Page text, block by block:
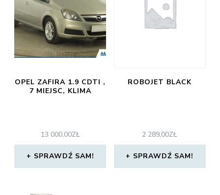
OPEL ZAFIRA 1.9 CDTI ,
7 MIEJSC, KLIMA
13 000,00ZŁ
SPRAWDŹ SAM!
ROBOJET BLACK
2 289,00ZŁ
SPRAWDŹ SAM!